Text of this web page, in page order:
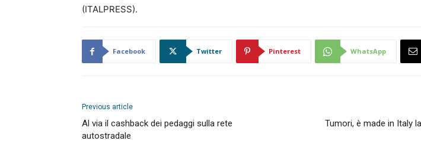
(ITALPRESS).
Facebook Twitter Pinterest WhatsApp
Previous article
Al via il cashback dei pedaggi sulla rete
autostradale
Tumori, è made in Italy